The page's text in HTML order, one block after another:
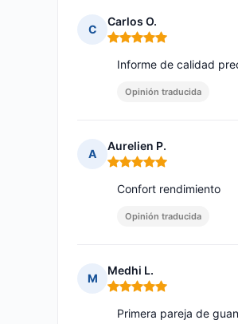
C
Carlos O.
Nota: 5 de 5
Informe de calidad
Opinión traducida
A
Aurelien P.
Nota: 5 de 5
Confort rendimiento
Opinión traducida
M
Medhi L.
Nota: 5 de 5
Primera pareja de